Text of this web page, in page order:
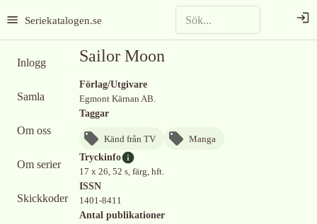
Seriekatalogen.se
Inlogg
Samla
Om oss
Om serier
Skickkoder
Sailor Moon
Förlag/Utgivare
Egmont Kärnan AB.
Taggar
Känd från TV
Manga
Tryckinfo
17 x 26, 52 s, färg, hft.
ISSN
1401-8411
Antal publikationer